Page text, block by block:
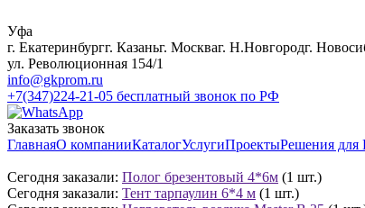
Уфа
г. Екатеринбургг. Казаньг. Москваг. Н.Новгородг.
ул. Революционная 154/1
info@gkprom.ru
+7(347)224-21-05 бесплатный звонок по РФ
Заказать звонок
ГлавнаяО компанииКаталогУслугиПроектыРешения для
Сегодня заказали: Полог брезентовый 4*6м (1 шт.)
Сегодня заказали: Тент тарпаулин 6*4 м (1 шт.)